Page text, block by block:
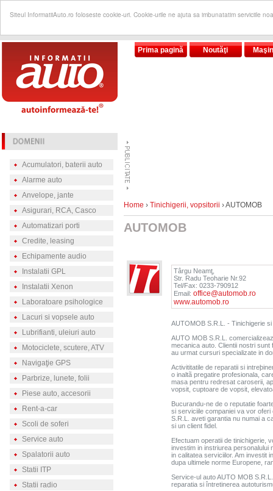
Siteul InformatiiAuto.ro foloseste cookie-uri. Cookie-urile ne ajuta sa imbunatatim serviciile
Prima pagină Noutăţi
Acumulatori, baterii auto
Alarme auto
Anvelope, jante
Asigurari, RCA, Casco
Automatizari porti
Credite, leasing
Echipamente audio
Instalatii GPL
Instalatii Xenon
Laboratoare psihologice
Lacuri si vopsele auto
Lubrifianti, uleiuri auto
Motociclete, scutere, ATV
Navigaţie GPS
Parbrize, lunete, folii
Piese auto, accesorii
Rent-a-car
Scoli de soferi
Service auto
Spalatorii auto
Statii ITP
Statii radio
Home › Tinichigerii, vopsitorii › AUTOMOB
AUTOMOB
Târgu Neamţ,
Str. Radu Teoharie Nr.92
Tel/Fax: 0233-790912
Email: office@automob.ro
www.automob.ro
AUTOMOB S.R.L. - Tinichigerie si
AUTO MOB S.R.L.
mecanica auto. Clientii nostri sunt
au urmat cursuri specializate in
Activititatile de reparatii si
o inaltã pregatire profesionala,
masa pentru redresat caroserii,
vopsit, cuptoare de vopsit,
Bucurandu-ne de o reputatie
si serviciile companiei va vor
S.R.L. aveti garantia nu numai a
si un client fidel.
Efectuam operatii de tinichigerie,
investim in instriurea personalului
in calitatea serviciilor. Am investit
dupa ultimele norme Europene,
Service-ul auto AUTO MOB
reparatia si întretinerea